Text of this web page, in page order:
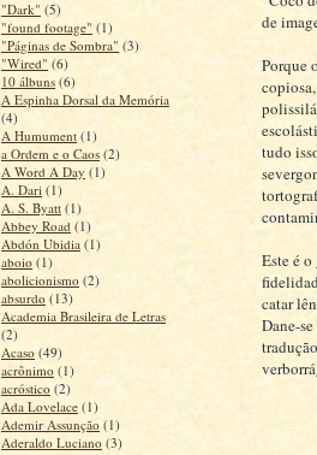
"Dark" (5)
"found footage" (1)
"Páginas de Sombra" (3)
"Wired" (6)
10 álbuns (6)
A Espinha Dorsal da Memória
(4)
A Humument (1)
a Ordem e o Caos (2)
A Word A Day (1)
A. Dari (1)
A. S. Byatt (1)
Abbey Road (1)
Abdón Ubidia (1)
aboio (1)
abolicionismo (2)
absurdo (13)
Academia Brasileira de Letras
(2)
Acaso (49)
acrônimo (1)
acróstico (2)
Ada Lovelace (1)
Ademir Assunção (1)
Aderaldo Luciano (3)
de
Porque
tudo
Este é
catar
Dane-